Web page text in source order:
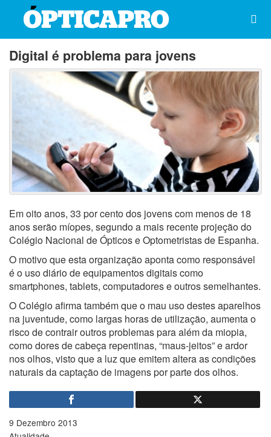
Digital é problema para jovens
Em oito anos, 33 por cento dos jovens com menos de 18
anos serão míopes, segundo a mais recente projeção do
Colégio Nacional de Ópticos e Optometristas de Espanha.
O motivo que esta organização aponta como responsável
é o uso diário de equipamentos digitais como
smartphones, tablets, computadores e outros semelhantes.
O Colégio afirma também que o mau uso destes aparelhos
na juventude, como largas horas de utilização, aumenta o
risco de contrair outros problemas para além da miopia,
como dores de cabeça repentinas, “maus-jeitos” e ardor
nos olhos, visto que a luz que emitem altera as condições
naturais da captação de imagens por parte dos olhos.
9 Dezembro 2013